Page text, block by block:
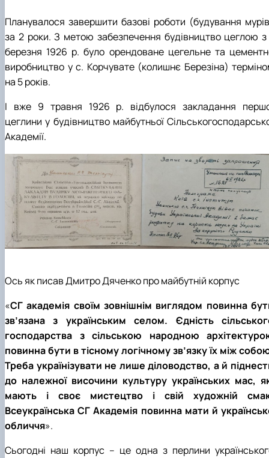
Планувалося завершити базові роботи (будування
за 2 роки. З метою забезпечення будівництво цеглою з
березня 1926 р. було орендоване цегельне та
виробництво у с. Корчувате (колишнє Березіна)
на 5 років.
І вже 9 травня 1926 р. відбулося закладання
цеглини у будівництво майбутньої
Академії.
Ось як писав Дмитро Дяченко про майбутній корпус
«СГ академія своїм зовнішнім виглядом повинна
зв’язана з українським селом. Єдність
господарства з сільською народною
повинна бути в тісному логічному зв’язку їх між
Треба українізувати не лише діловодство, а й
до належної височини культуру українських мас,
мають і своє мистецтво і свій художній
Всеукраїнська СГ Академія повинна мати й
обличчя».
Сьогодні наш корпус – це одна з перлини